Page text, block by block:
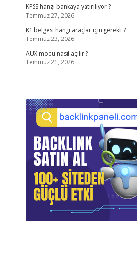
KPSS hangi bankaya yatırılıyor ?
Temmuz 27, 2026
K1 belgesi hangi araçlar için gerekli ?
Temmuz 23, 2026
AUX modu nasıl açılır ?
Temmuz 21, 2026